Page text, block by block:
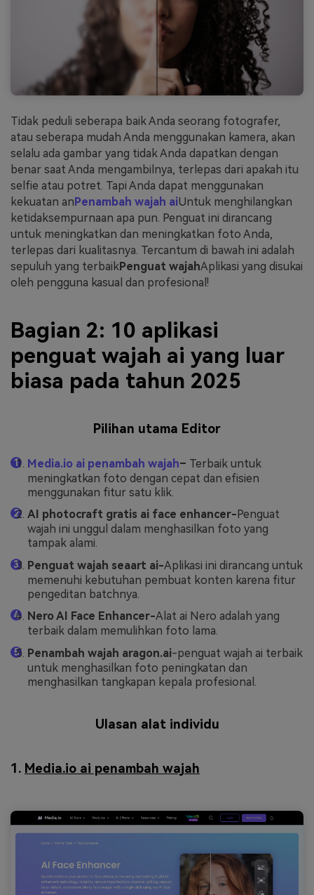
Tidak peduli seberapa baik Anda seorang fotografer,
atau seberapa mudah Anda menggunakan kamera, akan
selalu ada gambar yang tidak Anda dapatkan dengan
benar saat Anda mengambilnya, terlepas dari apakah itu
selfie atau potret. Tapi Anda dapat menggunakan
kekuatan an Penambah wajah aiUntuk menghilangkan
ketidaksempurnaan apa pun. Penguat ini dirancang
untuk meningkatkan dan meningkatkan foto Anda,
terlepas dari kualitasnya. Tercantum di bawah ini adalah
sepuluh yang terbaikPenguat wajahAplikasi yang disukai
oleh pengguna kasual dan profesional!
Bagian 2: 10 aplikasi
penguat wajah ai yang luar
biasa pada tahun 2025
Pilihan utama Editor
Media.io ai penambah wajah– Terbaik untuk
meningkatkan foto dengan cepat dan efisien
menggunakan fitur satu klik.
AI photocraft gratis ai face enhancer- Penguat
wajah ini unggul dalam menghasilkan foto yang
tampak alami.
Penguat wajah seaart ai-Aplikasi ini dirancang untuk
memenuhi kebutuhan pembuat konten karena fitur
pengeditan batchnya.
Nero AI Face Enhancer-Alat ai Nero adalah yang
terbaik dalam memulihkan foto lama.
Penambah wajah aragon.ai-penguat wajah ai terbaik
untuk menghasilkan foto peningkatan dan
menghasilkan tangkapan kepala profesional.
Ulasan alat individu
1. Media.io ai penambah wajah